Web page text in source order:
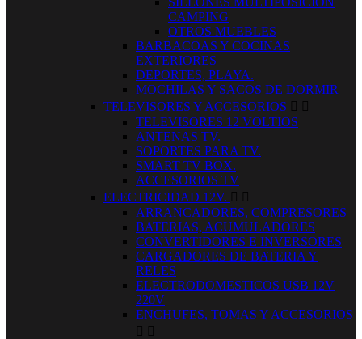
CAMPING
OTROS MUEBLES
BARBACOAS Y COCINAS
EXTERIORES
DEPORTES, PLAYA.
MOCHILAS Y SACOS DE DORMIR
TELEVISORES Y ACCESORIOS  
TELEVISORES 12 VOLTIOS
ANTENAS TV.
SOPORTES PARA TV.
SMART TV BOX.
ACCESORIOS TV
ELECTRICIDAD 12V.  
ARRANCADORES, COMPRESORES
BATERIAS, ACUMULADORES
CONVERTIDORES E INVERSORES
CARGADORES DE BATERIA Y
RELES
ELECTRODOMESTICOS USB 12V
220V
ENCHUFES, TOMAS Y ACCESORIOS
 